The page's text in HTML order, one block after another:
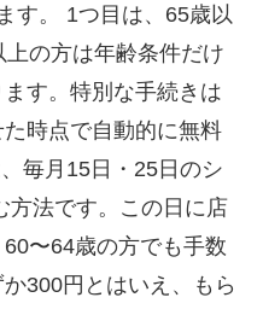
す。 1つ目は、65歳以
上の方は年齢条件だけ
す。特別な手続きは
時点で自動的に無料
毎月15日・25日のシ
方法です。この日に店
〜64歳の方でも手数
300円とはいえ、もら